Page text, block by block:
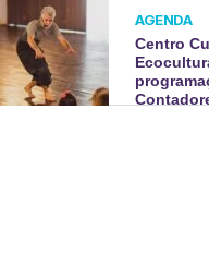
AGENDA
Centro